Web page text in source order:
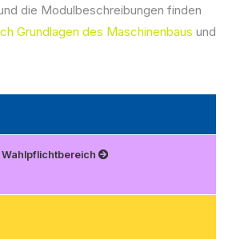
die Modulbeschreibungen finden
Grundlagen des Maschinenbaus und